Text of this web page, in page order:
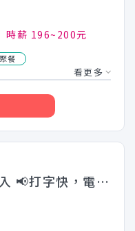
時薪 196~200元
餐
看更多
📢需要電腦操作／資料輸入 📢打字快，電腦文書強